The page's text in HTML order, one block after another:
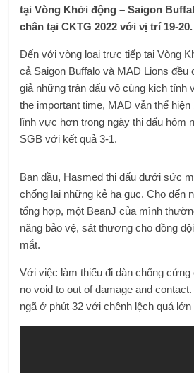
tại Vòng Khởi động – Saigon
chân tại CKTG 2022 với vị trí 19-20.
Đến với vòng loại trực tiếp tại Vòng
cả Saigon Buffalo và MAD Lions đều
giả những trận đấu vô cùng kịch tính
the important time, MAD vẫn thể hiện
lĩnh vực hơn trong ngày thi đấu hôm
SGB với kết quả 3-1.
Ban đầu, Hasmed thi đấu dưới sức
chống lại những kẻ hạ gục. Cho đến
tổng hợp, một BeanJ của mình
năng bảo vệ, sát thương cho đồng
mắt.
Với việc làm thiếu đi dàn chống cứng
no void to out of damage and
ngã ở phút 32 với chênh lệch quá